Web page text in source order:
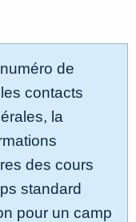
de
contacts
la
des cours
standard
pour un camp